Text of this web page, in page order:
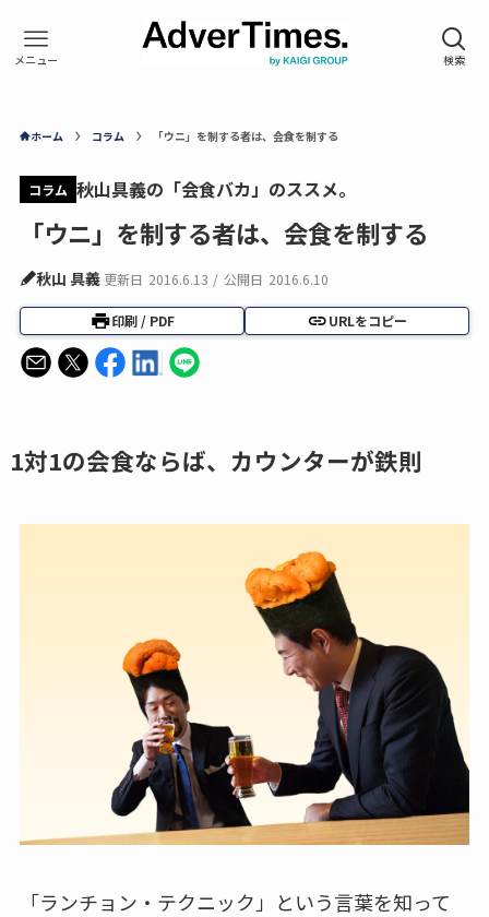
ホーム コラム 「ウニ」を制する者は、会食を制する
コラム 秋山具義の「会食バカ」のススメ。
「ウニ」を制する者は、会食を制する
秋山 具義 更新日 2016.6.13 / 公開日 2016.6.10
印刷 / PDF URLをコピー
1対1の会食ならば、カウンターが鉄則
「ランチョン・テクニック」という言葉を知って